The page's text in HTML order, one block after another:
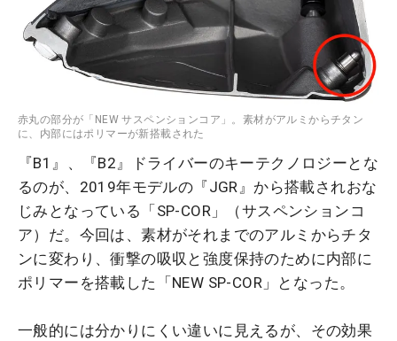
赤丸の部分が「NEW サスペンションコア」。素材がアルミからチタン
に、内部にはポリマーが新搭載された
『B1』、『B2』ドライバーのキーテクノロジーとな
るのが、2019年モデルの『JGR』から搭載されおな
じみとなっている「SP-COR」（サスペンションコ
ア）だ。今回は、素材がそれまでのアルミからチタ
ンに変わり、衝撃の吸収と強度保持のために内部に
ポリマーを搭載した「NEW SP-COR」となった。
一般的には分かりにくい違いに見えるが、その効果